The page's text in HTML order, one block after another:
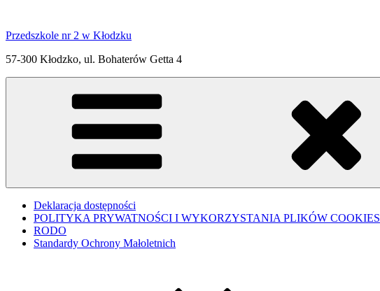
treści
Przedszkole nr 2 w Kłodzku
57-300 Kłodzko, ul. Bohaterów Getta 4
Deklaracja dostępności
POLITYKA PRYWATNOŚCI I WYKORZYSTANIA PLIKÓW COOKIES
RODO
Standardy Ochrony Małoletnich